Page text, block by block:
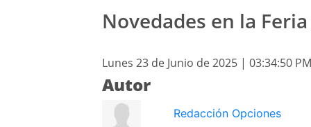
Novedades en la
Lunes 23 de Junio de 2025 | 03:34:50 PM
Autor
Redacción Opciones